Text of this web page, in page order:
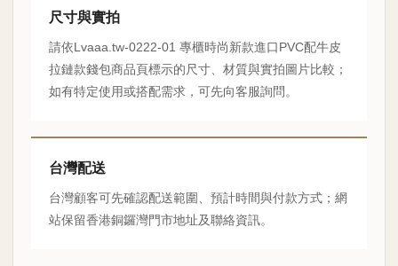
尺寸與實拍
請依Lvaaa.tw-0222-01 專櫃時尚新款進口PVC配牛皮
拉鏈款錢包商品頁標示的尺寸、材質與實拍圖片比較；
如有特定使用或搭配需求，可先向客服詢問。
台灣配送
台灣顧客可先確認配送範圍、預計時間與付款方式；網
站保留香港銅鑼灣門市地址及聯絡資訊。